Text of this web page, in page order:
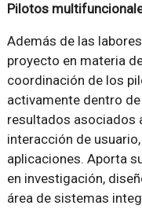
Pilotos
Además de las
proyecto en materia
coordinación de los
activamente dentro
resultados asociados
interacción de
aplicaciones. Aporta
en investigación,
área de sistemas